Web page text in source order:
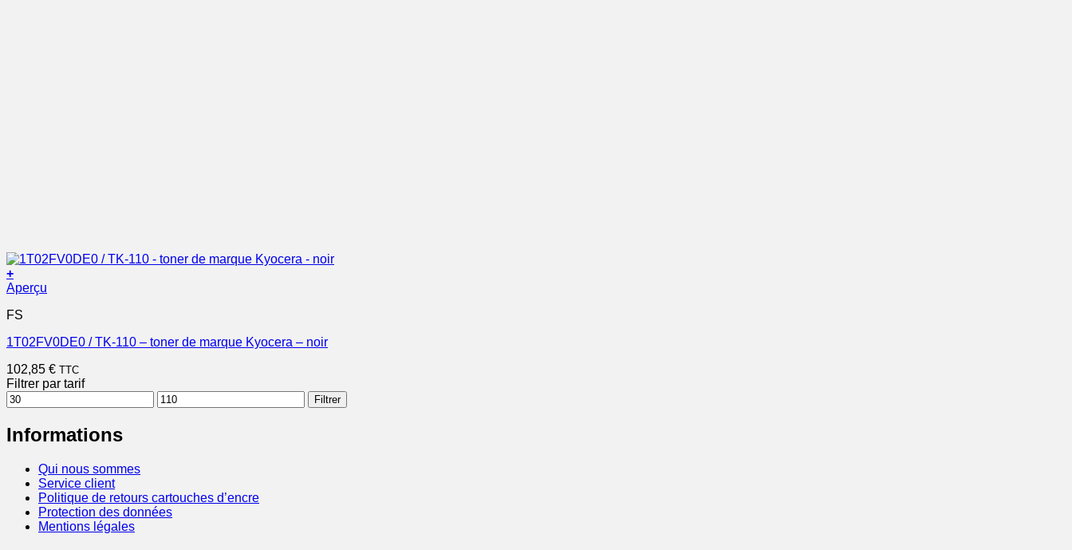
+
Aperçu
FS
1T02FV0DE0 / TK-110 – toner de marque Kyocera – noir
102,85 € TTC
Filtrer par tarif
Prix
min
Prix
max
Filtrer
Informations
Qui nous sommes
Service client
Politique de retours cartouches d’encre
Protection des données
Mentions légales